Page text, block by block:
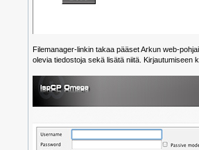
Filemanager-linkin takaa pääset Arkun web-
olevia tiedostoja sekä lisätä niitä. Kirjautumiseen